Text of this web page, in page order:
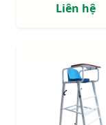
Liên hệ